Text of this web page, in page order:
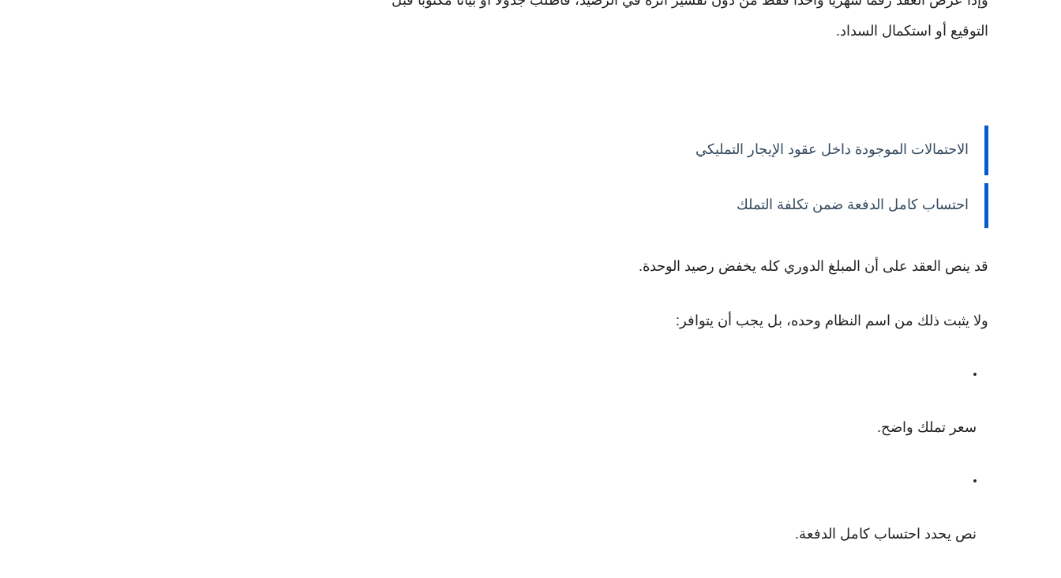
التوقيع أو استكمال السداد.
الاحتمالات الموجودة داخل عقود الإيجار التمليكي
احتساب كامل الدفعة ضمن تكلفة التملك
قد ينص العقد على أن المبلغ الدوري كله يخفض رصيد الوحدة.
ولا يثبت ذلك من اسم النظام وحده، بل يجب أن يتوافر:
سعر تملك واضح.
نص يحدد احتساب كامل الدفعة.